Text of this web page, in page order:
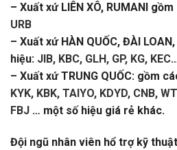
– Xuất xứ LIÊN XÔ, RUMANI
URB
– Xuất xứ HÀN QUỐC, ĐÀI
hiệu: JIB, KBC, GLH, GP, KG, KEC
– Xuất xứ TRUNG QUỐC: gồm
KYK, KBK, TAIYO, KDYD, CNB,
FBJ … một số hiệu giá rẻ khác.
Đội ngũ nhân viên hổ trợ kỹ